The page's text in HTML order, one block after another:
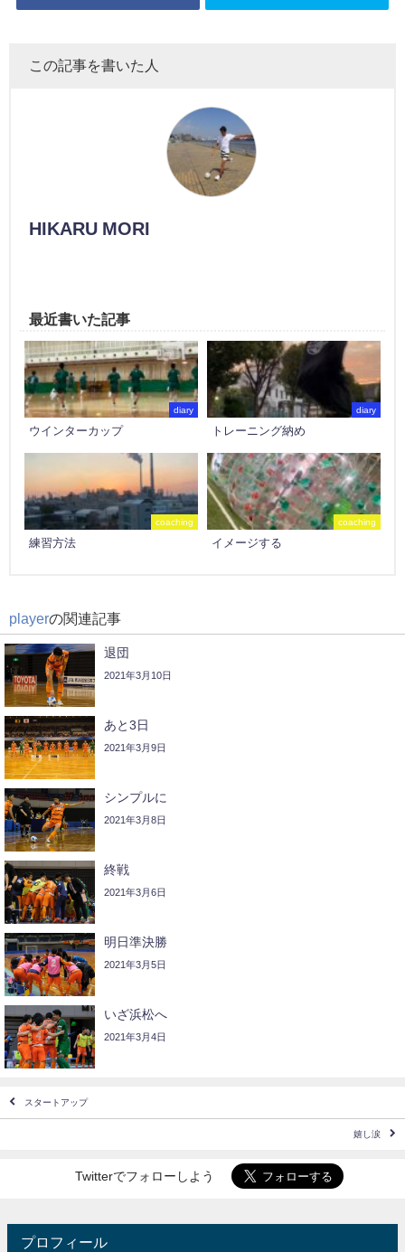
この記事を書いた人
HIKARU MORI
最近書いた記事
diary
ウインターカップ
diary
トレーニング納め
coaching
練習方法
coaching
イメージする
playerの関連記事
退団
2021年3月10日
あと3日
2021年3月9日
シンプルに
2021年3月8日
終戦
2021年3月6日
明日準決勝
2021年3月5日
いざ浜松へ
2021年3月4日
スタートアップ
嬉し涙
Twitterでフォローしよう
プロフィール